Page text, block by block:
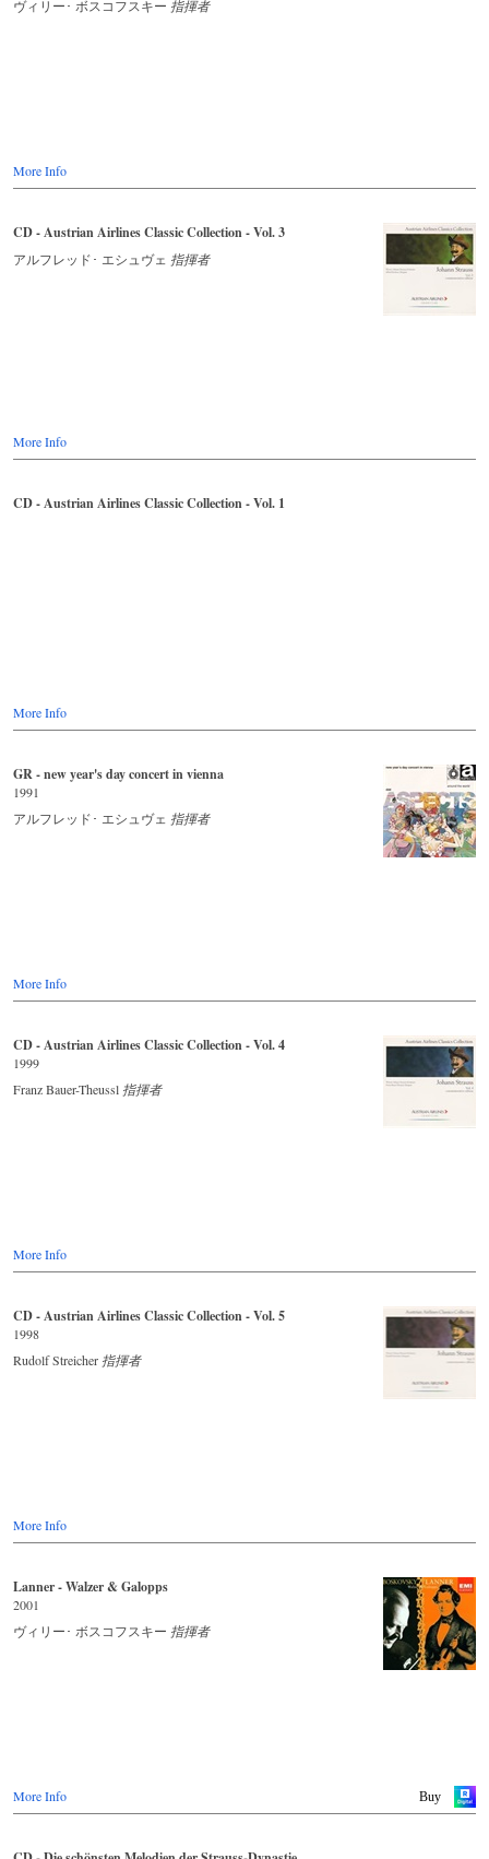
ヴィリー･ ボスコフスキー 指揮者
More Info
CD - Austrian Airlines Classic Collection - Vol. 3
アルフレッド･ エシュヴェ 指揮者
More Info
CD - Austrian Airlines Classic Collection - Vol. 1
More Info
GR - new year's day concert in vienna
1991
アルフレッド･ エシュヴェ 指揮者
More Info
CD - Austrian Airlines Classic Collection - Vol. 4
1999
Franz Bauer-Theussl 指揮者
More Info
CD - Austrian Airlines Classic Collection - Vol. 5
1998
Rudolf Streicher 指揮者
More Info
Lanner - Walzer & Galopps
2001
ヴィリー･ ボスコフスキー 指揮者
Buy
More Info